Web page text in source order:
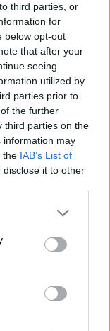
third parties, or
for
below opt-out
that after your
seeing
utilized by
parties prior to
the further
third parties on the
information may
the IAB’s List of
it to other
or more Google
You may click to
party tags to
in below Google
η πορεία
το
λένε
Ο Δημήτρης
στην
στην On
κάτι
να τα
εννοώ ότι